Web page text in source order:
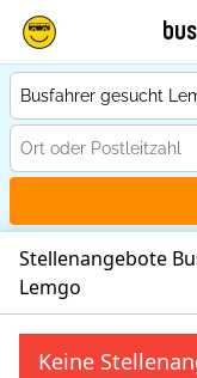
Stellenangebote
Lemgo
Keine